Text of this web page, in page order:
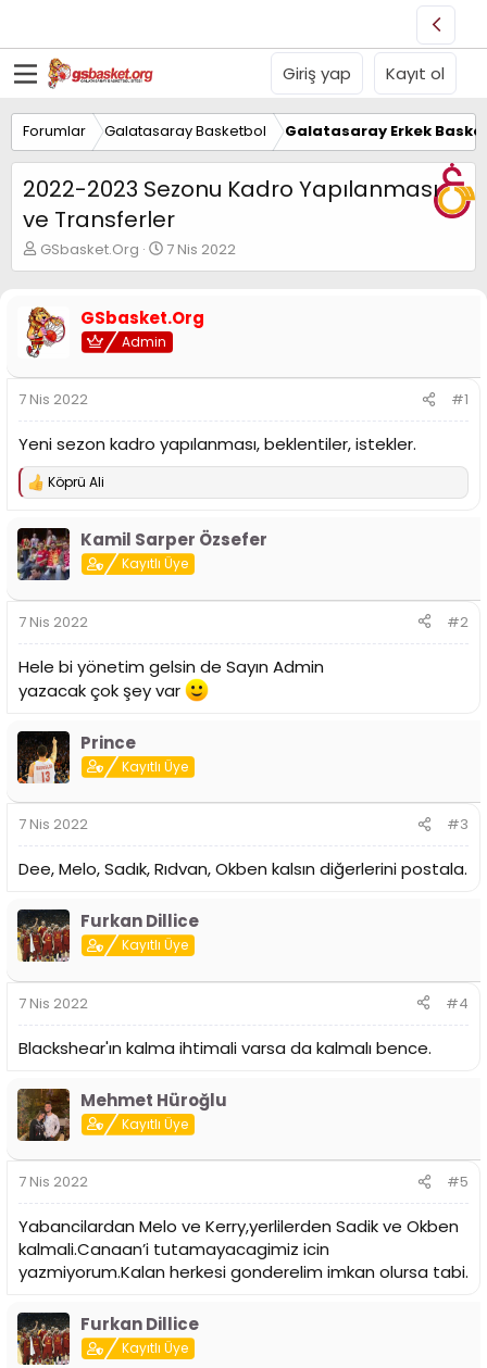
Giriş yap Kayıt ol
Forumlar Galatasaray Basketbol Galatasaray Erkek
2022-2023 Sezonu Kadro Yapılanması
ve Transferler
K
o
u
y
u
a
ş
l
a
t
a
n
GSbasket.Org
B
a
a
n
ı
t
a
r
h
7 Nis 2022
GSbasket.Org
Admin
7 Nis 2022 #1
Yeni sezon kadro yapılanması, beklentiler, istekler.
T
p
k
i
l
Köprü Ali
Kamil Sarper Özsefer
Kayıtlı Üye
7 Nis 2022 #2
Hele bi yönetim gelsin de Sayın Admin
yazacak çok şey var
Prince
Kayıtlı Üye
7 Nis 2022 #3
Dee, Melo, Sadık, Rıdvan, Okben kalsın diğerlerini postala.
Furkan Dillice
Kayıtlı Üye
7 Nis 2022 #4
Blackshear'ın kalma ihtimali varsa da kalmalı bence.
Mehmet Hüroğlu
Kayıtlı Üye
7 Nis 2022 #5
Yabancilardan Melo ve Kerry,yerlilerden Sadik ve Okben
kalmali.Canaan’i tutamayacagimiz icin
yazmiyorum.Kalan herkesi gonderelim imkan olursa tabi.
Furkan Dillice
Kayıtlı Üye